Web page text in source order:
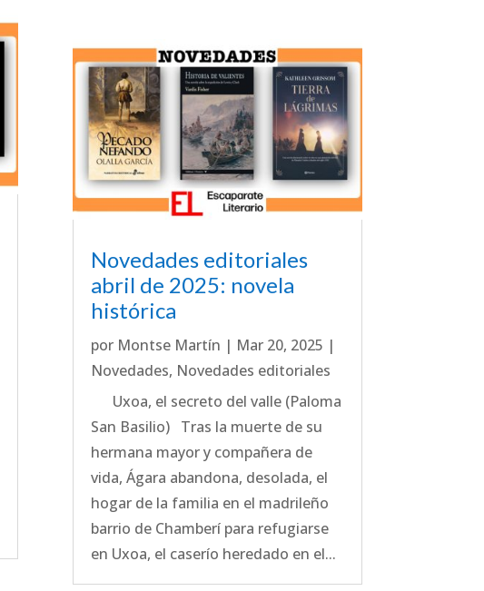
Novedades editoriales
abril de 2025: novela
histórica
por Montse Martín | Mar 20, 2025 |
Novedades, Novedades editoriales
Uxoa, el secreto del valle (Paloma
San Basilio) Tras la muerte de su
hermana mayor y compañera de
vida, Ágara abandona, desolada, el
hogar de la familia en el madrileño
barrio de Chamberí para refugiarse
en Uxoa, el caserío heredado en el...